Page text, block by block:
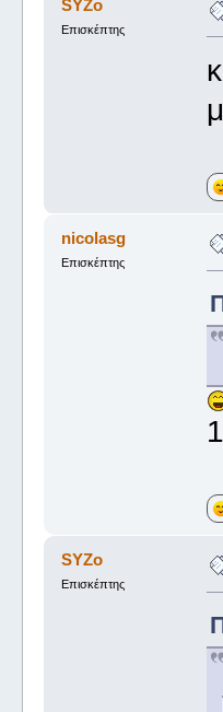
SYZo
Επισκέπτης
nicolasg
Επισκέπτης
SYZo
Επισκέπτης